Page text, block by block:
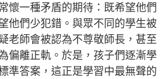
懷一種矛盾的期待：既希望他們
他們少犯錯。與眾不同的學生被
老師會被認為不尊敬師長，甚至
偏離正軌。於是，孩子們逐漸學
準答案，這正是學習中最無聲的